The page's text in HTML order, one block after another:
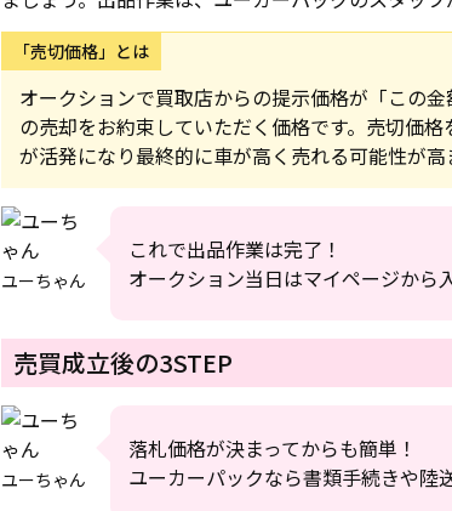
「売切価格」とは
オークションで買取店からの提示価格が「この
の売却をお約束していただく価格です。売切価
が活発になり最終的に車が高く売れる可能性が高
ユーちゃん
これで出品作業は完了！
オークション当日はマイページから
売買成立後の3STEP
ユーちゃん
落札価格が決まってからも簡単！
ユーカーパックなら書類手続きや陸